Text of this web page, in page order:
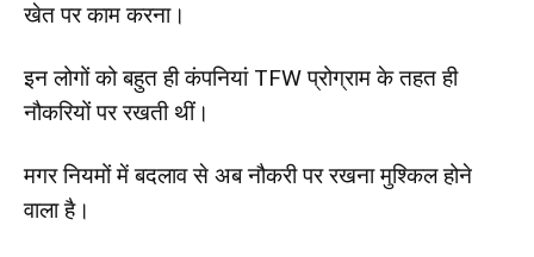
खेत पर काम करना।
इन लोगों को बहुत ही कंपनियां TFW प्रोग्राम के तहत ही
नौकरियों पर रखती थीं।
मगर नियमों में बदलाव से अब नौकरी पर रखना मुश्किल होने
वाला है।